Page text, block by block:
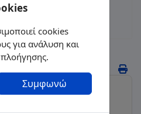
2024
cookies
για ανάλυση και
πλοήγησης.
Συμφωνώ